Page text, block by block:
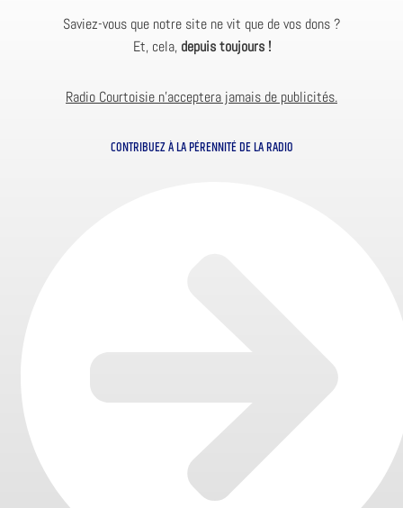
Saviez-vous que notre site ne vit que de vos dons ?
Et, cela, depuis toujours !
Radio Courtoisie n’acceptera jamais de publicités.
CONTRIBUEZ À LA PÉRENNITÉ DE LA RADIO